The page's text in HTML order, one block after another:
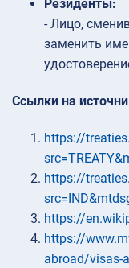
Резиденты:
- Лицо,
заменить
Ссылки на
https://
https://
https://
https://
abroad/visas-